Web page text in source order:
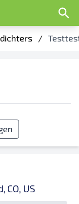
/
CO, US